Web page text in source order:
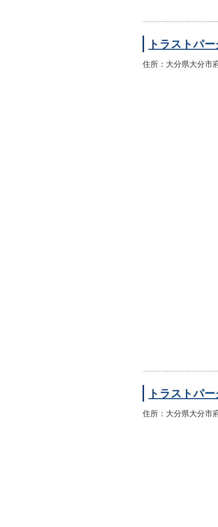
トラストパ
住所：大分県大分市
トラストパ
住所：大分県大分市